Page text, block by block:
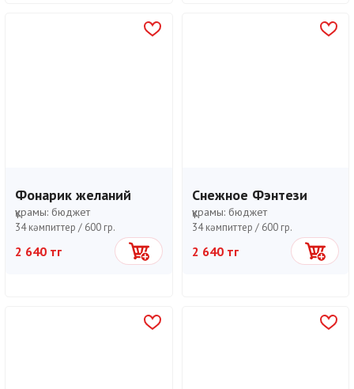
Фонарик желаний
құрамы: бюджет
34 кәмпиттер / 600 гр.
2 640 тг Себетке
Снежное Фэнтези
құрамы: бюджет
34 кәмпиттер / 600 гр.
2 640 тг Себетке